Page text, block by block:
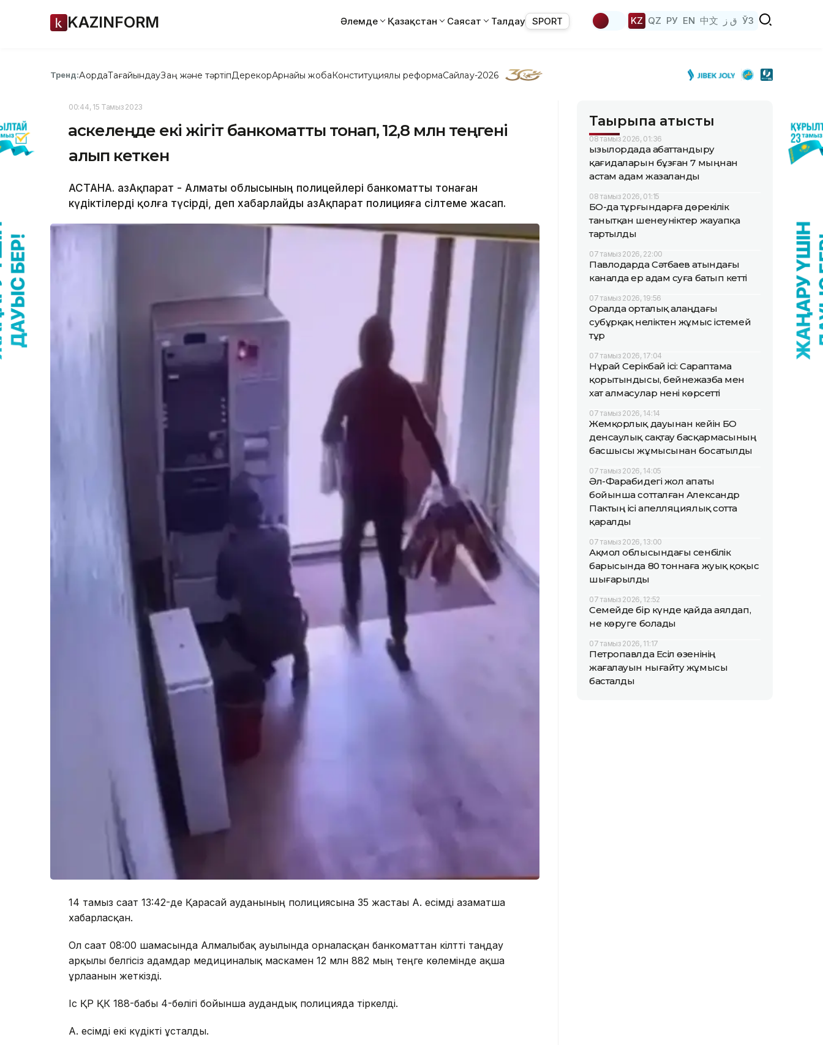
KAZINFORM Әлемде Қазақстан Саясат Талдау SPORT KZ QZ РУ EN 中文 ق ز ЎЗ
Тренд:АқордаТағайындауЗаң және тәртіпДерекқорАрнайы жобаКонституциялық реформаСайлау-2026
00:44, 15 Тамыз 2023
Қаскелеңде екі жігіт банкоматты тонап, 12,8 млн теңгені
алып кеткен
АСТАНА. ҚазАқпарат - Алматы облысының полицейлері банкоматты тонаған
күдіктілерді қолға түсірді, деп хабарлайды ҚазАқпарат полицияға сілтеме жасап.
14 тамыз сағат 13:42-де Қарасай ауданының полициясына 35 жастағы А. есімді азаматша
хабарласқан.
Ол сағат 08:00 шамасында Алмалыбақ ауылында орналасқан банкоматтан кілтті таңдау
арқылы белгісіз адамдар медициналық маскамен 12 млн 882 мың теңге көлемінде ақша
ұрлағанын жеткізді.
Іс ҚР ҚК 188-бабы 4-бөлігі бойынша аудандық полицияда тіркелді.
А. есімді екі күдікті ұсталды.
Тақырыпқа қатысты
08 тамыз 2026, 01:36
Қызылордада абаттандыру
қағидаларын бұзған 7 мыңнан
астам адам жазаланды
08 тамыз 2026, 01:15
БҚО-да тұрғындарға дөрекілік
танытқан шенеуніктер жауапқа
тартылды
07 тамыз 2026, 22:00
Павлодарда Сәтбаев атындағы
каналда ер адам суға батып кетті
07 тамыз 2026, 19:56
Оралда орталық алаңдағы
субұрқақ неліктен жұмыс істемей
тұр
07 тамыз 2026, 17:04
Нұрай Серікбай ісі: Сараптама
қорытындысы, бейнежазба мен
хат алмасулар нені көрсетті
07 тамыз 2026, 14:14
Жемқорлық дауынан кейін БҚО
денсаулық сақтау басқармасының
басшысы жұмысынан босатылды
07 тамыз 2026, 14:05
Әл-Фарабидегі жол апаты
бойынша сотталған Александр
Пактың ісі апелляциялық сотта
қаралды
07 тамыз 2026, 13:00
Ақмол облысындағы сенбілік
барысында 80 тоннаға жуық қоқыс
шығарылды
07 тамыз 2026, 12:52
Семейде бір күнде қайда аялдап,
не көруге болады
07 тамыз 2026, 11:17
Петропавлда Есіл өзенінің
жағалауын нығайту жұмысы
басталды